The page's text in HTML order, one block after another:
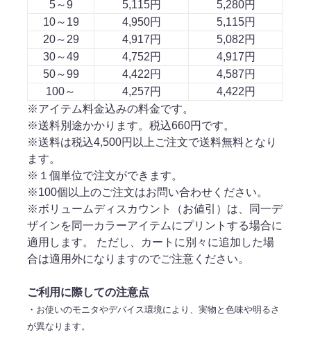
5～9 5,115円
5,280円
10～19
4,950円
5,115円
20～29
4,917円
5,082円
30～49
4,752円
4,917円
50～99
4,422円
4,587円
100～
4,257円
4,422円
※アイテム料金込みの料金です。
※送料別途かかります。税込660円です。
※送料は税込4,500円以上ご注文で送料無料となり
ます。
※１個単位で注文ができます。
※100個以上のご注文はお問い合わせください。
※ボリュームディスカウント（お値引）は、同一デ
ザインを同一カラーアイテムにプリントする場合に
適用します。 ただし、カートに別々に追加した場
合は適用外になりますのでご注意ください。
ご利用に際しての注意点
・お使いのモニタやデバイス環境により、実物と色味や明るさ
が異なります。